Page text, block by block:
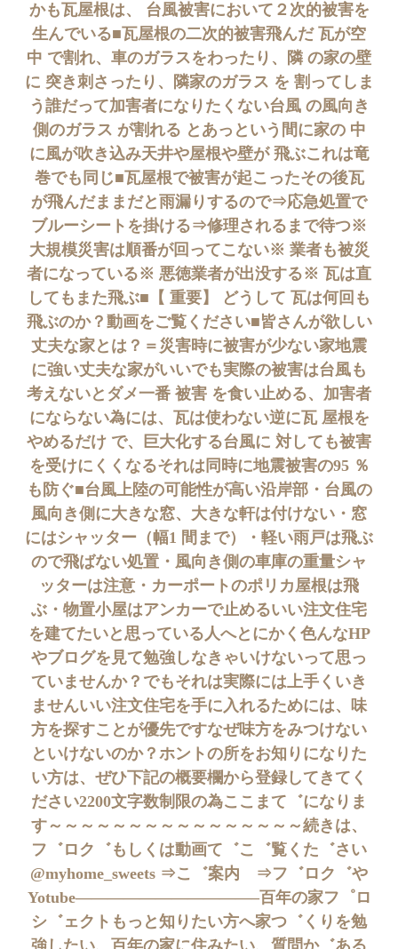
かも瓦屋根は、 台風被害において２次的被害を
生んでいる■瓦屋根の二次的被害飛んだ 瓦が空
中 で割れ、車のガラスをわったり、隣 の家の壁
に 突き刺さったり、隣家のガラス を 割ってしま
う誰だって加害者になりたくない台風 の風向き
側のガラス が割れる とあっという間に家の 中
に風が吹き込み天井や屋根や壁が 飛ぶこれは竜
巻でも同じ■瓦屋根で被害が起こったその後瓦
が飛んだままだと雨漏りするので⇒応急処置で
ブルーシートを掛ける⇒修理されるまで待つ※
大規模災害は順番が回ってこない※ 業者も被災
者になっている※ 悪徳業者が出没する※ 瓦は直
してもまた飛ぶ■【 重要】 どうして 瓦は何回も
飛ぶのか？動画をご覧ください■皆さんが欲しい
丈夫な家とは？＝災害時に被害が少ない家地震
に強い丈夫な家がいいでも実際の被害は台風も
考えないとダメ一番 被害 を食い止める、加害者
にならない為には、瓦は使わない逆に瓦 屋根を
やめるだけ で、巨大化する台風に 対しても被害
を受けにくくなるそれは同時に地震被害の95 ％
も防ぐ■台風上陸の可能性が高い沿岸部・台風の
風向き側に大きな窓、大きな軒は付けない・窓
にはシャッター（幅1 間まで）・軽い雨戸は飛ぶ
ので飛ばない処置・風向き側の車庫の重量シャ
ッターは注意・カーポートのポリカ屋根は飛
ぶ・物置小屋はアンカーで止めるいい注文住宅
を建てたいと思っている人へとにかく色んなHP
やブログを見て勉強しなきゃいけないって思っ
ていませんか？でもそれは実際には上手くいき
ませんいい注文住宅を手に入れるためには、味
方を探すことが優先ですなぜ味方をみつけない
といけないのか？ホントの所をお知りになりた
い方は、ぜひ下記の概要欄から登録してきてく
ださい2200文字数制限の為ここまて゛になりま
す～～～～～～～～～～～～～～～～続きは、
フ゛ロク゛もしくは動画て゛こ゛覧くた゛さい
@myhome_sweets ⇒こ゛案内 ⇒フ゛ロク゛や
Yotube———————————–百年の家フ゜ロ
シ゛ェクトもっと知りたい方へ家つ゛くりを勉
強したい、百年の家に住みたい、質問か゛ある